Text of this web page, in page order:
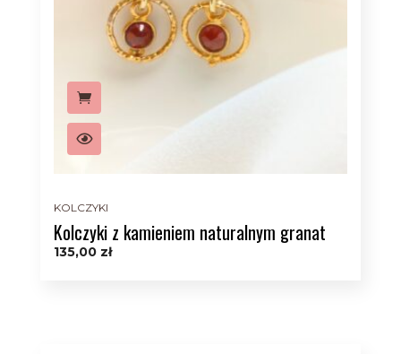
KOLCZYKI
Kolczyki z kamieniem naturalnym granat
135,00 zł